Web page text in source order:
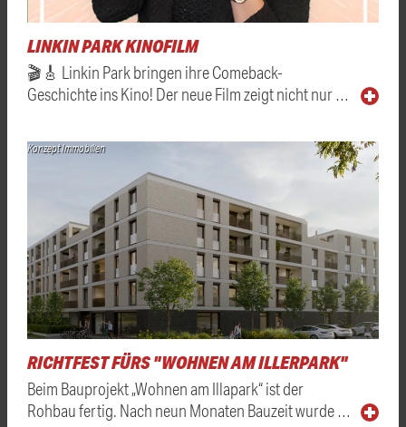
LINKIN PARK KINOFILM
🎬🎸 Linkin Park bringen ihre Comeback-
Geschichte ins Kino! Der neue Film zeigt nicht nur …
Konzept Immobilien
RICHTFEST FÜRS "WOHNEN AM ILLERPARK"
Beim Bauprojekt „Wohnen am Illapark“ ist der
Rohbau fertig. Nach neun Monaten Bauzeit wurde …